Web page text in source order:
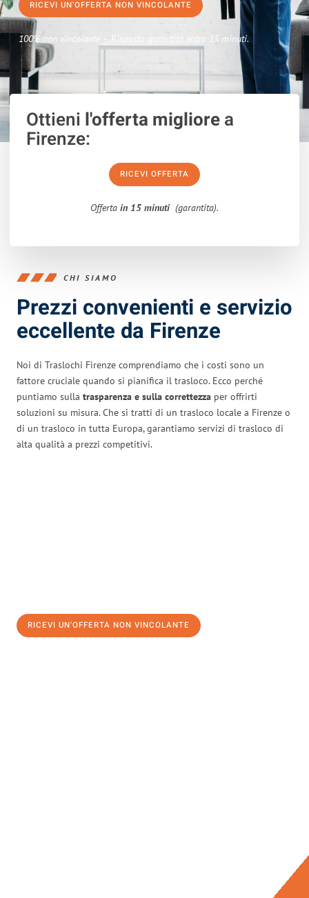
RICEVI UN'OFFERTA NON VINCOLANTE
100% non vincolante – Risposta garantita entro 15 minuti.
Ottieni l'offerta migliorea
Firenze:
RICEVI OFFERTA
Offerta in 15 minuti (garantita).
CHI SIAMO
Prezzi convenienti e servizio
eccellente da Firenze
Noi di Traslochi Firenze comprendiamo che i costi sono un
fattore cruciale quando si pianifica il trasloco. Ecco perché
puntiamo sulla trasparenza e sulla correttezza per offrirti
soluzioni su misura. Che si tratti di un trasloco locale a Firenze o
di un trasloco in tutta Europa, garantiamo servizi di trasloco di
alta qualità a prezzi competitivi.
RICEVI UN'OFFERTA NON VINCOLANTE